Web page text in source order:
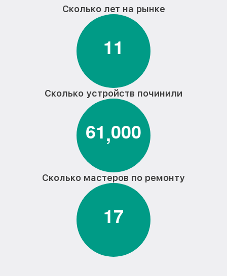
Сколько лет на рынке
11
Сколько устройств починили
61,000
Сколько мастеров по ремонту
17